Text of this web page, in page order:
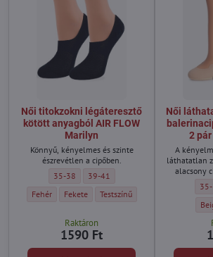
Női titokzokni légáteresztő
kötött anyagból AIR FLOW
Marilyn
Könnyű, kényelmes és szinte
észrevétlen a cipőben.
Női titokzokni légáteresztő kötött anyagból
35-38 Női titokzokni légáteresztő kötött
39-41
Női titokzokni légáteresztő kötött anyagból AIR
Fehér Női titokzokni légáteresztő kötött anyagból
Fekete Női titokzokni légáteresztő
Testszínű
Raktáron
1590 Ft
Női
2
A
láthatatlan
alacsony
maradjon,